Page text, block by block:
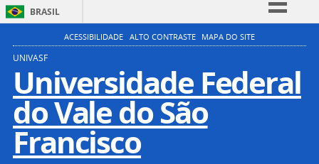
BRASIL
Simplifique!
Participe
Acesso à informação
Legislação
ACESSIBILIDADE ALTO CONTRASTE MAPA DO SITE
UNIVASF
Universidade Federal
do Vale do São
Francisco